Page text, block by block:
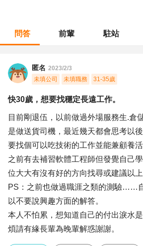
問答 前輩 駐站
匿名 2023/2/3
未填公司
未填職務 31-35歲
快30歲，想要找穩定長遠工作。
目前剛退伍，以前做過外場服務生.倉
是做送貨司機，最近幾天都會思考以
要找個可以吃技術的工作並能兼顧養活
之前有去補習軟體工程師但發覺自己
位大大有沒有好的方向找尋或建議以
PS：之前也做過職涯之類的測驗……
以不要說興趣方面的解答。
本人不怕累，想知道自己的付出淚水是
煩請有緣長輩為晚輩解惑謝謝。